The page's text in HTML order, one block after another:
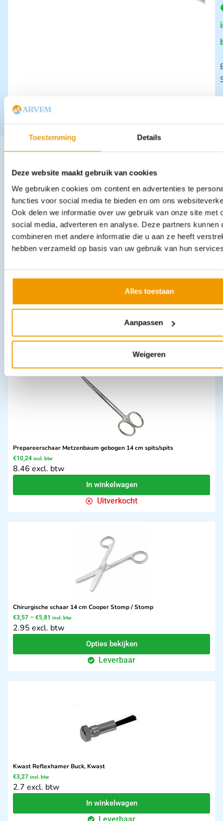
Toestemming Details
Deze website maakt gebruik van cookies
We gebruiken cookies om content en advertenties te
functies voor social media te bieden en om ons
Ook delen we informatie over uw gebruik van onze site met
social media, adverteren en analyse. Deze partners kunnen
combineren met andere informatie die u aan ze heeft
hebben verzameld op basis van uw gebruik van hun
Alles toestaan
Aanpassen
Weigeren
categorie:
Microscopiepincet met pin 14cm. Recht RVS.
4.05 excl. btw
In winkelwagen
Leverbaar
Prepareerschaar Metzenbaum gebogen 14 cm spits/spits
€10,24 incl. btw
8.46 excl. btw
In winkelwagen
Uitverkocht
Chirurgische schaar 14 cm Cooper Stomp / Stomp
€3,57 – €5,81 incl. btw
2.95 excl. btw
Opties bekijken
Leverbaar
Kwast Reflexhamer Buck, Kwast
€3,27 incl. btw
2.7 excl. btw
In winkelwagen